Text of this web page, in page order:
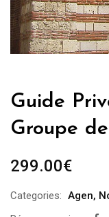
Guide
Groupe
299.00€
Categories: Agen,